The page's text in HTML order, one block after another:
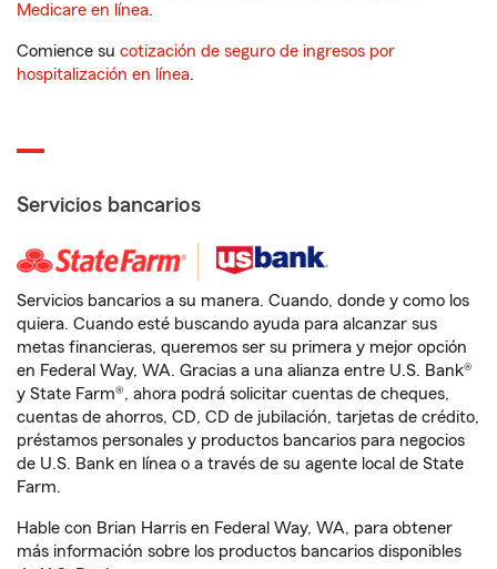
Medicare en línea.
Comience su cotización de seguro de ingresos por
hospitalización en línea.
Servicios bancarios
Servicios bancarios a su manera. Cuando, donde y como los
quiera. Cuando esté buscando ayuda para alcanzar sus
metas financieras, queremos ser su primera y mejor opción
en Federal Way, WA. Gracias a una alianza entre U.S. Bank®
y State Farm®, ahora podrá solicitar cuentas de cheques,
cuentas de ahorros, CD, CD de jubilación, tarjetas de crédito,
préstamos personales y productos bancarios para negocios
de U.S. Bank en línea o a través de su agente local de State
Farm.
Hable con Brian Harris en Federal Way, WA, para obtener
más información sobre los productos bancarios disponibles